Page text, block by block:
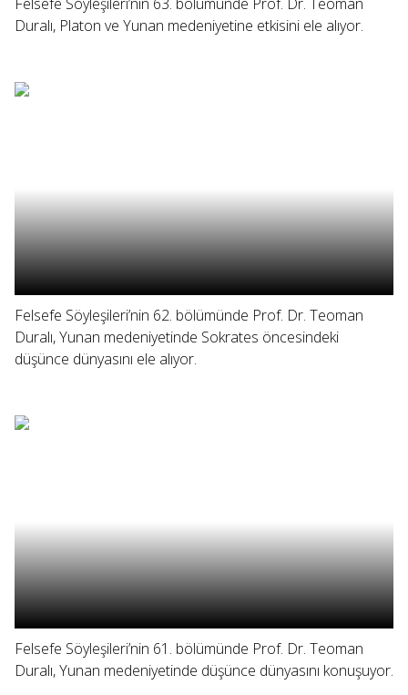
Duralı, Platon ve Yunan medeniyetine etkisini ele alıyor.
Felsefe Söyleşileri’nin 62. bölümünde Prof. Dr. Teoman
Duralı, Yunan medeniyetinde Sokrates öncesindeki
düşünce dünyasını ele alıyor.
Felsefe Söyleşileri’nin 61. bölümünde Prof. Dr. Teoman
Duralı, Yunan medeniyetinde düşünce dünyasını konuşuyor.